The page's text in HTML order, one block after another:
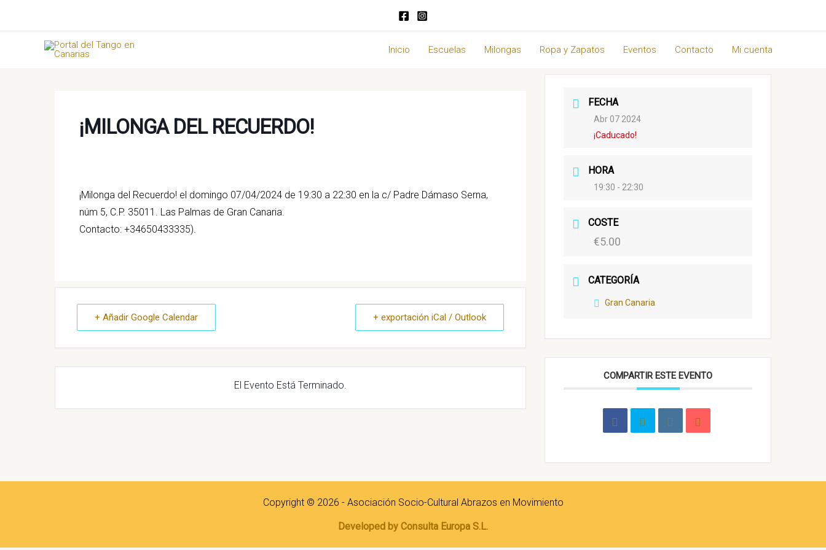
Inicio
Escuelas Milongas Ropa y Zapatos Eventos Contacto Mi cuenta
¡MILONGA DEL RECUERDO!
¡Milonga del Recuerdo! el domingo 07/04/2024 de 19:30 a 22:30 en la c/ Padre Dámaso Serna,
núm 5, C.P. 35011. Las Palmas de Gran Canaria.
Contacto: +34650433335).
+ Añadir Google Calendar + exportación iCal / Outlook
El Evento Está Terminado.
FECHA
Abr 07 2024
¡Caducado!
HORA
19:30 - 22:30
COSTE
€5.00
CATEGORÍA
Gran Canaria
COMPARTIR ESTE EVENTO
Copyright © 2026 - Asociación Socio-Cultural Abrazos en Movimiento
Developed by Consulta Europa S.L.